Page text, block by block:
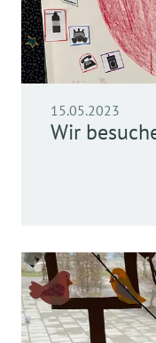
15.05.2023
Wir